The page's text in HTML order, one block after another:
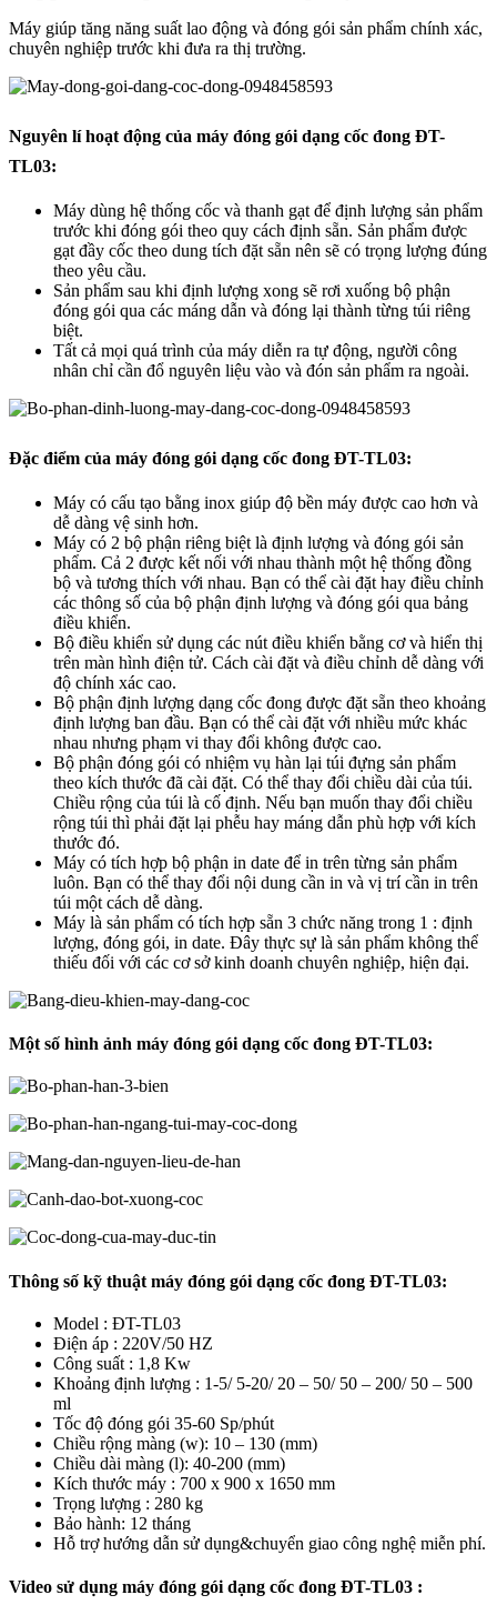
Máy giúp tăng năng suất lao động và đóng gói sản phẩm chính xác,
chuyên nghiệp trước khi đưa ra thị trường.
Nguyên lí hoạt động của máy đóng gói dạng cốc đong ĐT-
TL03:
Máy dùng hệ thống cốc và thanh gạt để định lượng sản phẩm
trước khi đóng gói theo quy cách định sẵn. Sản phẩm được
gạt đầy cốc theo dung tích đặt sẵn nên sẽ có trọng lượng đúng
theo yêu cầu.
Sản phẩm sau khi định lượng xong sẽ rơi xuống bộ phận
đóng gói qua các máng dẫn và đóng lại thành từng túi riêng
biệt.
Tất cả mọi quá trình của máy diễn ra tự động, người công
nhân chỉ cần đổ nguyên liệu vào và đón sản phẩm ra ngoài.
Đặc điểm của máy đóng gói dạng cốc đong ĐT-TL03:
Máy có cấu tạo bằng inox giúp độ bền máy được cao hơn và
dễ dàng vệ sinh hơn.
Máy có 2 bộ phận riêng biệt là định lượng và đóng gói sản
phẩm. Cả 2 được kết nối với nhau thành một hệ thống đồng
bộ và tương thích với nhau. Bạn có thể cài đặt hay điều chỉnh
các thông số của bộ phận định lượng và đóng gói qua bảng
điều khiển.
Bộ điều khiển sử dụng các nút điều khiển bằng cơ và hiển thị
trên màn hình điện tử. Cách cài đặt và điều chỉnh dễ dàng với
độ chính xác cao.
Bộ phận định lượng dạng cốc đong được đặt sẵn theo khoảng
định lượng ban đầu. Bạn có thể cài đặt với nhiều mức khác
nhau nhưng phạm vi thay đổi không được cao.
Bộ phận đóng gói có nhiệm vụ hàn lại túi đựng sản phẩm
theo kích thước đã cài đặt. Có thể thay đổi chiều dài của túi.
Chiều rộng của túi là cố định. Nếu bạn muốn thay đổi chiều
rộng túi thì phải đặt lại phễu hay máng dẫn phù hợp với kích
thước đó.
Máy có tích hợp bộ phận in date để in trên từng sản phẩm
luôn. Bạn có thể thay đổi nội dung cần in và vị trí cần in trên
túi một cách dễ dàng.
Máy là sản phẩm có tích hợp sẵn 3 chức năng trong 1 : định
lượng, đóng gói, in date. Đây thực sự là sản phẩm không thể
thiếu đối với các cơ sở kinh doanh chuyên nghiệp, hiện đại.
Một số hình ảnh máy đóng gói dạng cốc đong ĐT-TL03:
Thông số kỹ thuật máy đóng gói dạng cốc đong ĐT-TL03:
Model : ĐT-TL03
Điện áp : 220V/50 HZ
Công suất : 1,8 Kw
Khoảng định lượng : 1-5/ 5-20/ 20 – 50/ 50 – 200/ 50 – 500
ml
Tốc độ đóng gói 35-60 Sp/phút
Chiều rộng màng (w): 10 – 130 (mm)
Chiều dài màng (l): 40-200 (mm)
Kích thước máy : 700 x 900 x 1650 mm
Trọng lượng : 280 kg
Bảo hành: 12 tháng
Hỗ trợ hướng dẫn sử dụng&chuyển giao công nghệ miễn phí.
Video sử dụng máy đóng gói dạng cốc đong ĐT-TL03 :